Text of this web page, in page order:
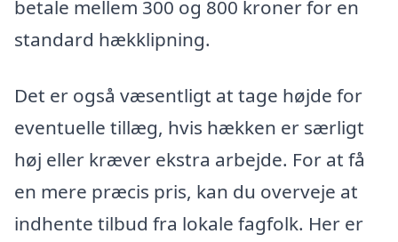
betale mellem 300 og 800 kroner for en
standard hækklipning.
Det er også væsentligt at tage højde for
eventuelle tillæg, hvis hækken er særligt
høj eller kræver ekstra arbejde. For at få
en mere præcis pris, kan du overveje at
indhente tilbud fra lokale fagfolk. Her er